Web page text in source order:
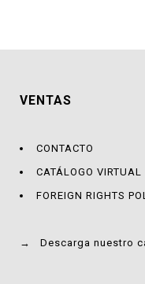
VENTAS
CONTACTO
CATÁLOGO VIRTUAL
FOREIGN RIGHTS
→ Descarga nuestro